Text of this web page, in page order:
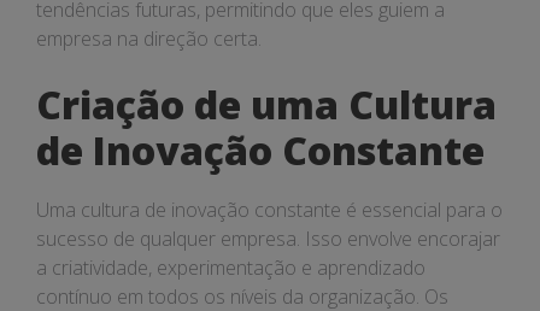
tendências futuras, permitindo que eles guiem a
empresa na direção certa.
Criação de uma Cultura
de Inovação Constante
Uma cultura de inovação constante é essencial para o
sucesso de qualquer empresa. Isso envolve encorajar
a criatividade, experimentação e aprendizado
contínuo em todos os níveis da organização. Os